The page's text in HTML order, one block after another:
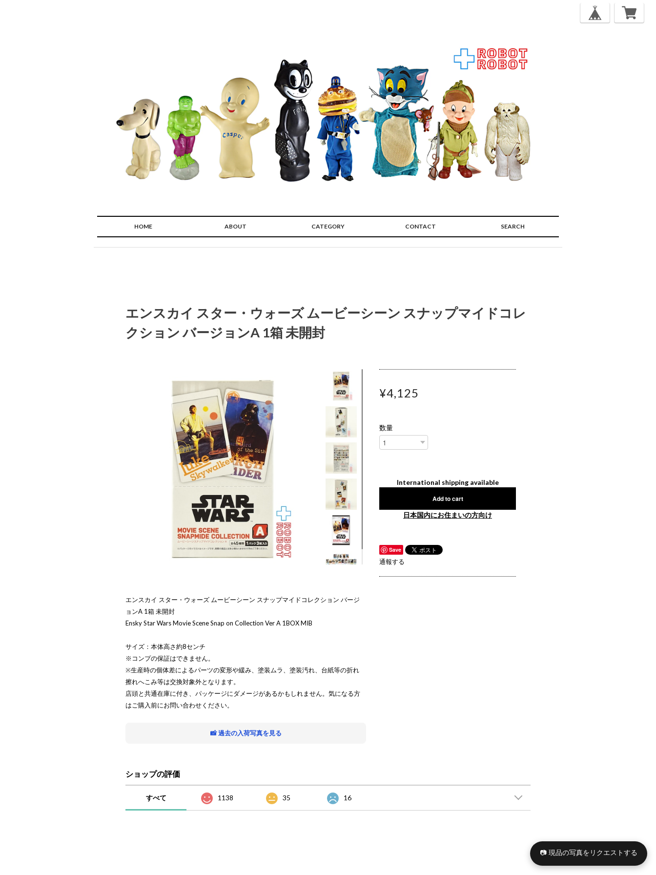
HOME ABOUT CATEGORY CONTACT SEARCH
エンスカイ スター・ウォーズ ムービーシーン スナップマイドコレ
クション バージョンA 1箱 未開封
エンスカイ スター・ウォーズ ムービーシーン スナップマイドコレクション バージ
ョンA 1箱 未開封
Ensky Star Wars Movie Scene Snap on Collection Ver A 1BOX MIB
サイズ：本体高さ約8センチ
※コンプの保証はできません。
※生産時の個体差によるパーツの変形や緩み、塗装ムラ、塗装汚れ、台紙等の折れ
擦れへこみ等は交換対象外となります。
店頭と共通在庫に付き、パッケージにダメージがあるかもしれません。気になる方
はご購入前にお問い合わせください。
📸 過去の入荷写真を見る
¥4,125
数量
International shipping available
Add to cart
日本国内にお住まいの方向け
Save
通報する
ショップの評価
すべて 1138 35 16
📷 現品の写真をリクエストする